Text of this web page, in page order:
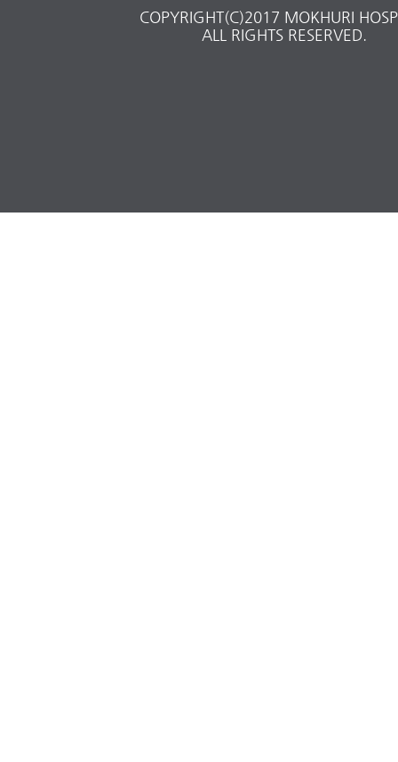
COPYRIGHT(C)2017 MOKHURI
ALL RIGHTS RESERVED.